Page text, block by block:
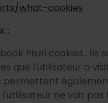
what-cookies
:
Pixel cookies : ils
que l'utilisateur a
permettent
ne voit pas